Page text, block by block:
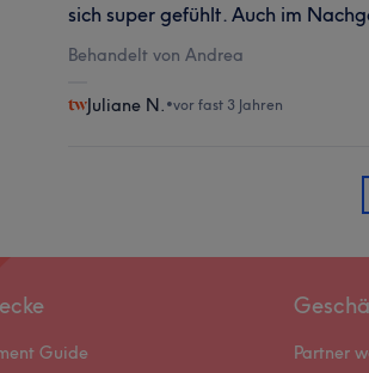
sich super gefühlt. Auch im
Behandelt von Andrea
Juliane N. •vor fast 3 Jahren
Guide Partner